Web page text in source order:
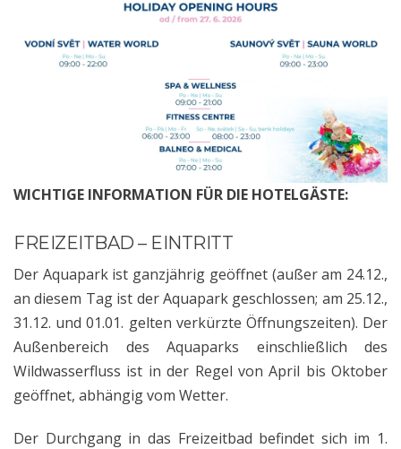
WICHTIGE INFORMATION FÜR DIE HOTELGÄSTE:
FREIZEITBAD – EINTRITT
Der Aquapark ist ganzjährig geöffnet (außer am 24.12.,
an diesem Tag ist der Aquapark geschlossen; am 25.12.,
31.12. und 01.01. gelten verkürzte Öffnungszeiten). Der
Außenbereich des Aquaparks einschließlich des
Wildwasserfluss ist in der Regel von April bis Oktober
geöffnet, abhängig vom Wetter.
Der Durchgang in das Freizeitbad befindet sich im 1.